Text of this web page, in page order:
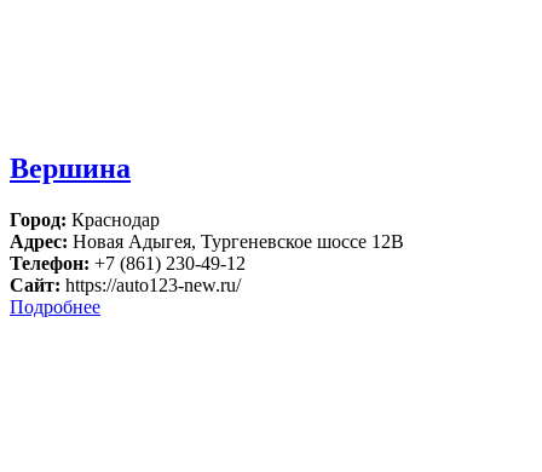
Вершина
Город: Краснодар
Адрес: Новая Адыгея, Тургеневское шоссе 12В
Телефон: +7 (861) 230-49-12
Сайт: https://auto123-new.ru/
Подробнее